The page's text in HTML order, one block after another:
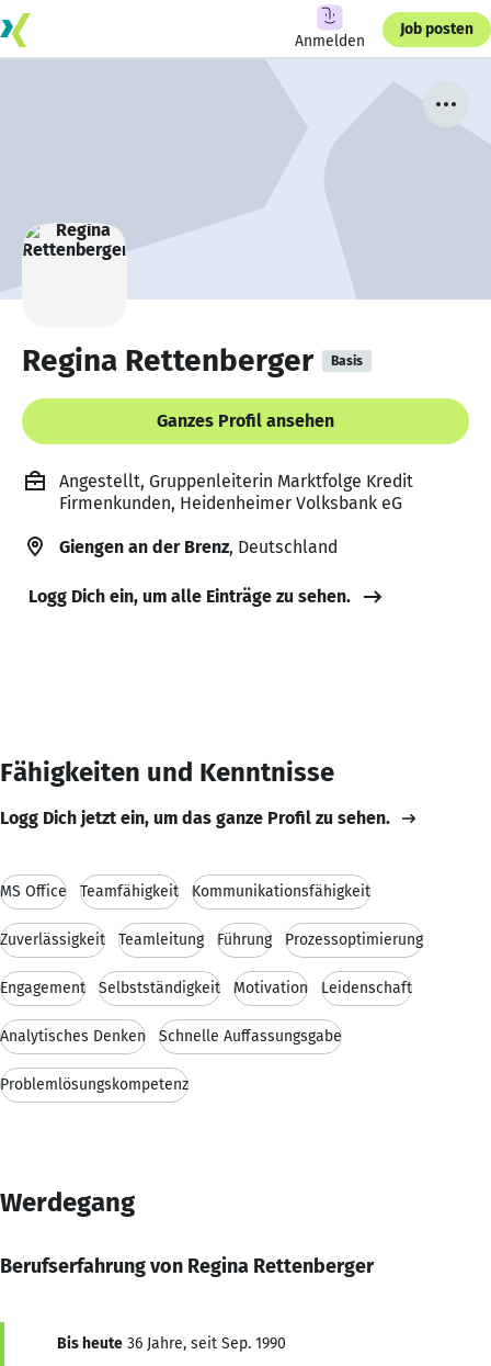
Anmelden
Job posten
Regina Rettenberger Basis
Ganzes Profil ansehen
Angestellt, Gruppenleiterin Marktfolge Kredit
Firmenkunden, Heidenheimer Volksbank eG
Giengen an der Brenz, Deutschland
Logg Dich ein, um alle Einträge zu sehen.
Fähigkeiten und Kenntnisse
Logg Dich jetzt ein, um das ganze Profil zu sehen.
MS Office Teamfähigkeit Kommunikationsfähigkeit
Zuverlässigkeit Teamleitung Führung Prozessoptimierung
Engagement Selbstständigkeit Motivation Leidenschaft
Analytisches Denken Schnelle Auffassungsgabe
Problemlösungskompetenz
Werdegang
Berufserfahrung von Regina Rettenberger
Bis heute 36 Jahre, seit Sep. 1990